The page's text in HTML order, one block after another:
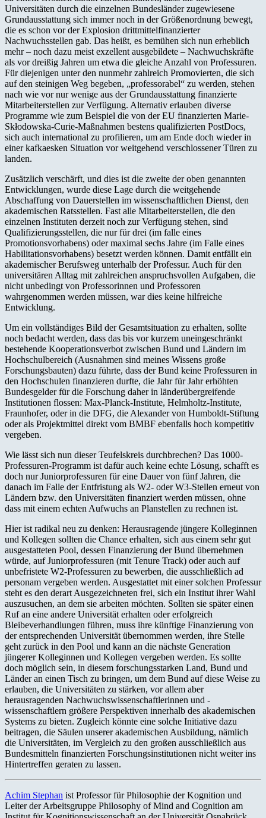
Universitäten durch die einzelnen Bundesländer zugewiesene
Grundausstattung sich immer noch in der Größenordnung bewegt,
die es schon vor der Explosion drittmittelfinanzierter
Nachwuchsstellen gab. Das heißt, es bemühen sich nun erheblich
mehr – noch dazu meist exzellent ausgebildete – Nachwuchskräfte
als vor dreißig Jahren um etwa die gleiche Anzahl von Professuren.
Für diejenigen unter den nunmehr zahlreich Promovierten, die sich
auf den steinigen Weg begeben, „professorabel“ zu werden, stehen
nach wie vor nur wenige aus der Grundausstattung finanzierte
Mitarbeiterstellen zur Verfügung. Alternativ erlauben diverse
Programme wie zum Beispiel die von der EU finanzierten Marie-
Skłodowska-Curie-Maßnahmen bestens qualifizierten PostDocs,
sich auch international zu profilieren, um am Ende doch wieder in
einer kafkaesken Situation vor weitgehend verschlossener Türen zu
landen.
Zusätzlich verschärft, und dies ist die zweite der oben genannten
Entwicklungen, wurde diese Lage durch die weitgehende
Abschaffung von Dauerstellen im wissenschaftlichen Dienst, den
akademischen Ratsstellen. Fast alle Mitarbeiterstellen, die den
einzelnen Instituten derzeit noch zur Verfügung stehen, sind
Qualifizierungsstellen, die nur für drei (im falle eines
Promotionsvorhabens) oder maximal sechs Jahre (im Falle eines
Habilitationsvorhabens) besetzt werden können. Damit entfällt ein
akademischer Berufsweg unterhalb der Professur. Auch für den
universitären Alltag mit zahlreichen anspruchsvollen Aufgaben, die
nicht unbedingt von Professorinnen und Professoren
wahrgenommen werden müssen, war dies keine hilfreiche
Entwicklung.
Um ein vollständiges Bild der Gesamtsituation zu erhalten, sollte
noch bedacht werden, dass das bis vor kurzem uneingeschränkt
bestehende Kooperationsverbot zwischen Bund und Ländern im
Hochschulbereich (Ausnahmen sind meines Wissens große
Forschungsbauten) dazu führte, dass der Bund keine Professuren in
den Hochschulen finanzieren durfte, die Jahr für Jahr erhöhten
Bundesgelder für die Forschung daher in länderübergreifende
Institutionen flossen: Max-Planck-Institute, Helmholtz-Institute,
Fraunhofer, oder in die DFG, die Alexander von Humboldt-Stiftung
oder als Projektmittel direkt vom BMBF ebenfalls hoch kompetitiv
vergeben.
Wie lässt sich nun dieser Teufelskreis durchbrechen? Das 1000-
Professuren-Programm ist dafür auch keine echte Lösung, schafft es
doch nur Juniorprofessuren für eine Dauer von fünf Jahren, die
danach im Falle der Entfristung als W2- oder W3-Stellen erneut von
Ländern bzw. den Universitäten finanziert werden müssen, ohne
dass mit einem echten Aufwuchs an Planstellen zu rechnen ist.
Hier ist radikal neu zu denken: Herausragende jüngere Kolleginnen
und Kollegen sollten die Chance erhalten, sich aus einem sehr gut
ausgestatteten Pool, dessen Finanzierung der Bund übernehmen
würde, auf Juniorprofessuren (mit Tenure Track) oder auch auf
unbefristete W2-Professuren zu bewerben, die ausschließlich ad
personam vergeben werden. Ausgestattet mit einer solchen Professur
steht es den derart Ausgezeichneten frei, sich ein Institut ihrer Wahl
auszusuchen, an dem sie arbeiten möchten. Sollten sie später einen
Ruf an eine andere Universität erhalten oder erfolgreich
Bleibeverhandlungen führen, muss ihre künftige Finanzierung von
der entsprechenden Universität übernommen werden, ihre Stelle
geht zurück in den Pool und kann an die nächste Generation
jüngerer Kolleginnen und Kollegen vergeben werden. Es sollte
doch möglich sein, in diesem forschungsstarken Land, Bund und
Länder an einen Tisch zu bringen, um dem Bund auf diese Weise zu
erlauben, die Universitäten zu stärken, vor allem aber
herausragenden Nachwuchswissenschaftlerinnen und -
wissenschaftlern größere Perspektiven innerhalb des akademischen
Systems zu bieten. Zugleich könnte eine solche Initiative dazu
beitragen, die Säulen unserer akademischen Ausbildung, nämlich
die Universitäten, im Vergleich zu den großen ausschließlich aus
Bundesmitteln finanzierten Forschungsinstitutionen nicht weiter ins
Hintertreffen geraten zu lassen.
Achim Stephan ist Professor für Philosophie der Kognition und
Leiter der Arbeitsgruppe Philosophy of Mind and Cognition am